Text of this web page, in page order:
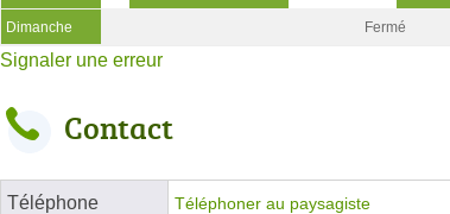
Dimanche Fermé
Signaler une erreur
Contact
Téléphone Téléphoner au paysagiste